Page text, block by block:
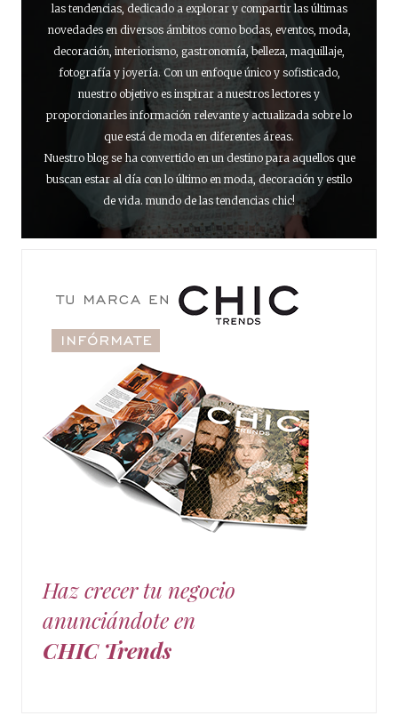
las tendencias, dedicado a explorar y compartir las últimas
novedades en diversos ámbitos como bodas, eventos, moda,
decoración, interiorismo, gastronomía, belleza, maquillaje,
fotografía y joyería. Con un enfoque único y sofisticado,
nuestro objetivo es inspirar a nuestros lectores y
proporcionarles información relevante y actualizada sobre lo
que está de moda en diferentes áreas.
Nuestro blog se ha convertido en un destino para aquellos que
buscan estar al día con lo último en moda, decoración y estilo
de vida. mundo de las tendencias chic!
Haz crecer tu negocio
anunciándote en
CHIC Trends